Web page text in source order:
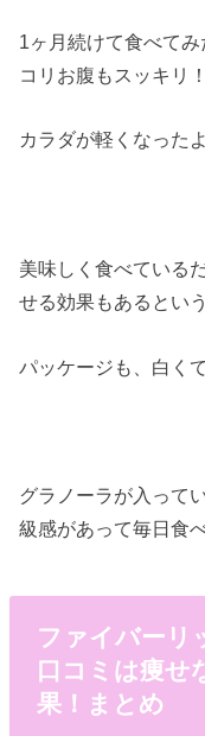
1ヶ月続けて食べて
コリお腹もスッキリ！
カラダが軽くなった
美味しく食べている
せる効果もあるとい
パッケージも、白く
グラノーラが入って
級感があって毎日食
ファイバーリ
口コミは痩せ
果！まとめ